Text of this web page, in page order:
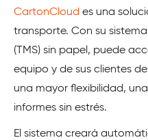
CartonCloud es una
transporte. Con su
(TMS) sin papel, puede
equipo y de sus clientes
una mayor flexibilidad,
informes sin estrés.
El sistema creará